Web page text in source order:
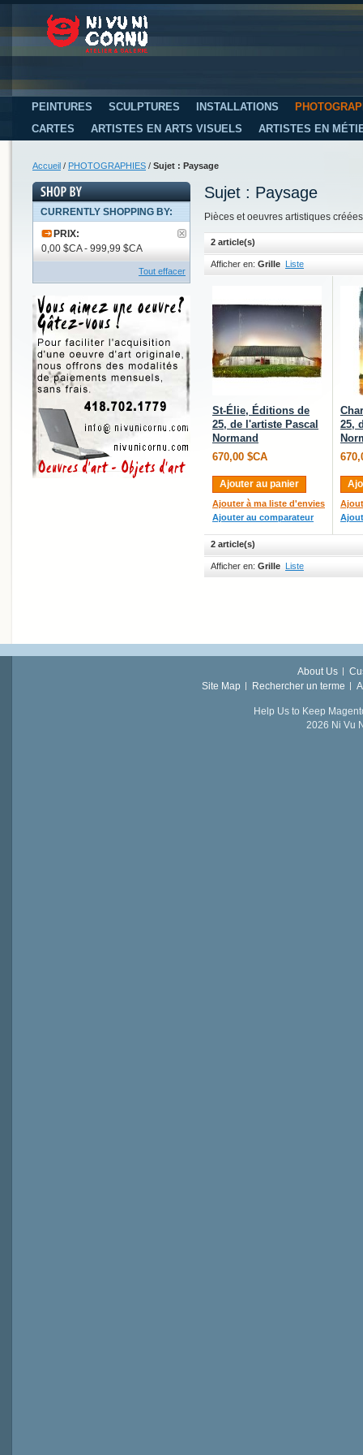
PEINTURES SCULPTURES INSTALLATIONS
CARTES
ARTISTES EN ARTS VISUELS ARTISTES EN
Accueil / PHOTOGRAPHIES / Sujet : Paysage
Sujet : Paysage
Pièces et oeuvres artistiques
2 article(s)
Afficher en: Grille Liste
St-Élie, Éditions de
25, de l'artiste Pascal
Normand
670,00 $CA
Ajouter au panier
Ajouter à ma liste d'envies
Ajouter au comparateur
25,
2 article(s)
Afficher en: Grille Liste
CURRENTLY SHOPPING BY:
PRIX:
0,00 $CA - 999,99 $CA
Tout effacer
About Us
Site Map
Rechercher un terme
Help Us to Keep
2026 Ni Vu